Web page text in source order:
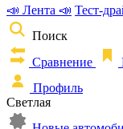
📣 Лента 📣 Тест-
Поиск
Сравнение
Профиль
Светлая